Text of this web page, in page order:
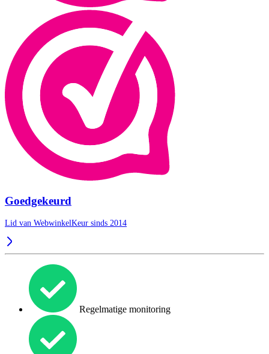
Goedgekeurd
Lid van WebwinkelKeur sinds 2014
Regelmatige monitoring